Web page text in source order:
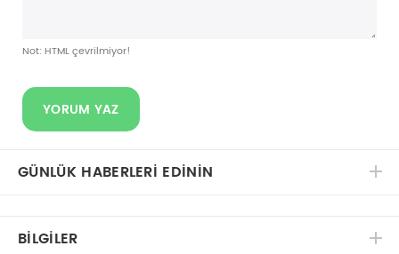
Not: HTML çevrilmiyor!
YORUM YAZ
GÜNLÜK HABERLERİ EDİNİN
BILGILER